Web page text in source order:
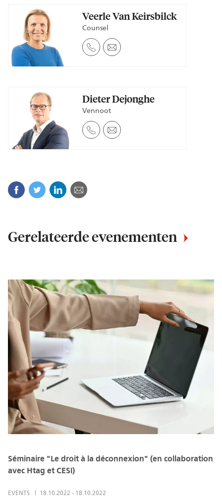
Gerelateerde evenementen
Séminaire "Le droit à la déconnexion" (en collaboration
avec Htag et CESI)
EVENTS 18.10.2022 - 18.10.2022
Veerle Van Keirsbilck
Counsel
Dieter Dejonghe
Vennoot
Facebook
TwitterLinkedinE-mail